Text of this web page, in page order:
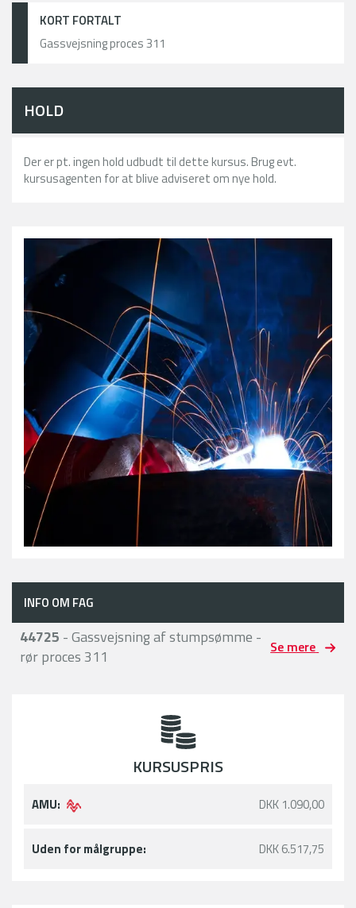
KORT FORTALT
Gassvejsning proces 311
HOLD
Der er pt. ingen hold udbudt til dette kursus. Brug evt.
kursusagenten for at blive adviseret om nye hold.
INFO OM FAG
44725 - Gassvejsning af stumpsømme -
rør proces 311
Se mere
KURSUSPRIS
AMU: DKK 1.090,00
Uden for målgruppe: DKK 6.517,75